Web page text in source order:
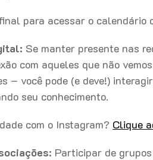
para acessar o calendário
Se manter presente nas
com aqueles que não
– você pode (e deve!)
seu conhecimento.
com o Instagram? Clique
: Participar de